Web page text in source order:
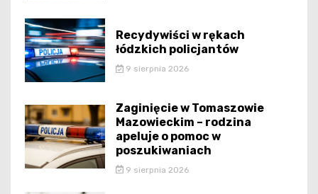
Recydywiści w rękach
łódzkich policjantów
9 sierpnia 2026
Zaginięcie w Tomaszowie
Mazowieckim – rodzina
apeluje o pomoc w
poszukiwaniach
9 sierpnia 2026